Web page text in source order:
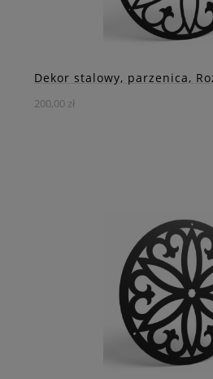
ZOBACZ
Dekor stalowy, parzenica,
200,00 zł
Idealny wybór dla miłośników
nowoczesnych aranżacji z
DO
ZOBACZ